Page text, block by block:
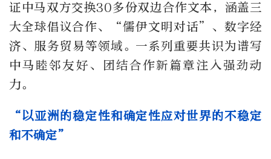
证中马双方交换30多份双边合作文本，涵盖三
大全球倡议合作、“儒伊文明对话”、数字经
济、服务贸易等领域。一系列重要共识为谱写
中马睦邻友好、团结合作新篇章注入强劲动
力。
“以亚洲的稳定性和确定性应对世界的不稳定
和不确定”